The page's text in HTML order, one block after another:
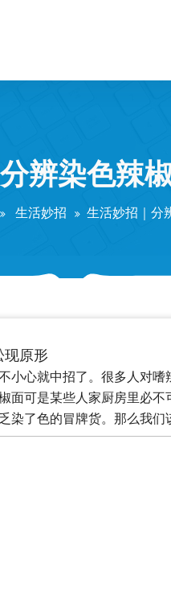
辨染色辣
生活妙招 生活妙招｜分
现原形
小心就中招了。很多人对
面可是某些人家厨房里必
染了色的冒牌货。那么我们